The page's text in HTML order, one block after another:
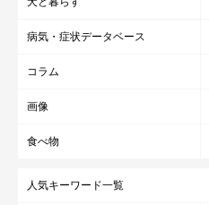
病気・症状データベース
コラム
画像
食べ物
人気キーワード一覧